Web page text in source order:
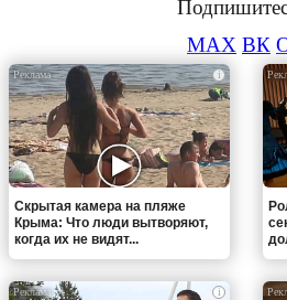
MAX ВК
i
Скрытая камера на пляже
Крыма: Что люди вытворяют,
когда их не видят...
i